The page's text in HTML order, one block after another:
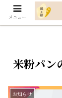
米粉パン
お知らせ
メニュー